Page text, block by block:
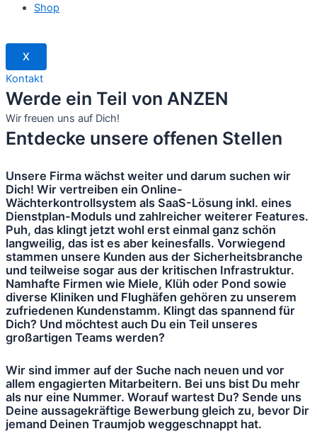
Shop
X
Kontakt
Werde ein Teil von ANZEN
Wir freuen uns auf Dich!
Entdecke unsere offenen Stellen
Unsere Firma wächst weiter und darum suchen wir
Dich! Wir vertreiben ein Online-
Wächterkontrollsystem als SaaS-Lösung inkl. eines
Dienstplan-Moduls und zahlreicher weiterer Features.
Puh, das klingt jetzt wohl erst einmal ganz schön
langweilig, das ist es aber keinesfalls. Vorwiegend
stammen unsere Kunden aus der Sicherheitsbranche
und teilweise sogar aus der kritischen Infrastruktur.
Namhafte Firmen wie Miele, Klüh oder Pond sowie
diverse Kliniken und Flughäfen gehören zu unserem
zufriedenen Kundenstamm. Klingt das spannend für
Dich? Und möchtest auch Du ein Teil unseres
großartigen Teams werden?
Wir sind immer auf der Suche nach neuen und vor
allem engagierten Mitarbeitern. Bei uns bist Du mehr
als nur eine Nummer. Worauf wartest Du? Sende uns
Deine aussagekräftige Bewerbung gleich zu, bevor Dir
jemand Deinen Traumjob weggeschnappt hat.